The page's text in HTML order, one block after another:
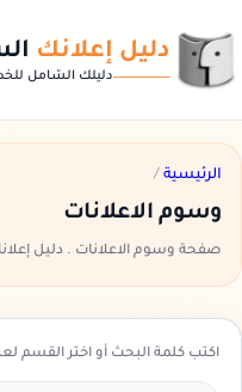
دليل إعلانك
دليلك الشامل
الرئيسية /
وسوم الاعلانات
صفحة وسوم الاعلانات . دليل
اكتب كلمة البحث أو اختر القسم